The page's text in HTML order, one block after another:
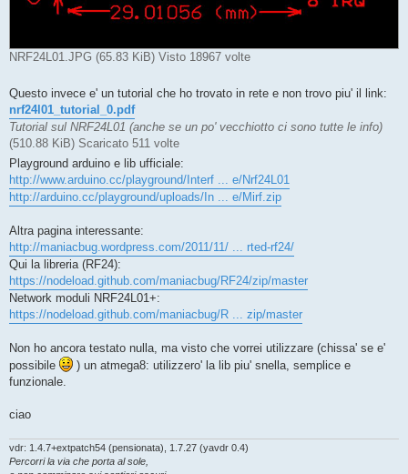
NRF24L01.JPG (65.83 KiB) Visto 18967 volte
Questo invece e' un tutorial che ho trovato in rete e non trovo piu' il link:
nrf24l01_tutorial_0.pdf
Tutorial sul NRF24L01 (anche se un po' vecchiotto ci sono tutte le info)
(510.88 KiB) Scaricato 511 volte
Playground arduino e lib ufficiale:
http://www.arduino.cc/playground/Interf ... e/Nrf24L01
http://arduino.cc/playground/uploads/In ... e/Mirf.zip
Altra pagina interessante:
http://maniacbug.wordpress.com/2011/11/ ... rted-rf24/
Qui la libreria (RF24):
https://nodeload.github.com/maniacbug/RF24/zip/master
Network moduli NRF24L01+:
https://nodeload.github.com/maniacbug/R ... zip/master
Non ho ancora testato nulla, ma visto che vorrei utilizzare (chissa' se e'
possibile
) un atmega8: utilizzero' la lib piu' snella, semplice e
funzionale.
ciao
vdr: 1.4.7+extpatch54 (pensionata), 1.7.27 (yavdr 0.4)
Percorri la via che porta al sole,